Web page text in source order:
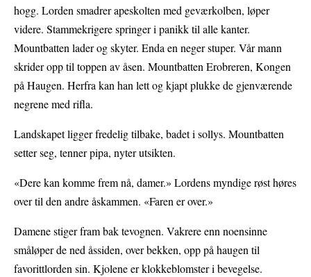
hogg. Lorden smadrer apeskolten med geværkolben, løper
videre. Stammekrigere springer i panikk til alle kanter.
Mountbatten lader og skyter. Enda en neger stuper. Vår mann
skrider opp til toppen av åsen. Mountbatten Erobreren, Kongen
på Haugen. Herfra kan han lett og kjapt plukke de gjenværende
negrene med rifla.
Landskapet ligger fredelig tilbake, badet i sollys. Mountbatten
setter seg, tenner pipa, nyter utsikten.
«Dere kan komme frem nå, damer.» Lordens myndige røst høres
over til den andre åskammen. «Faren er over.»
Damene stiger fram bak tevognen. Vakrere enn noensinne
småløper de ned åssiden, over bekken, opp på haugen til
favorittlorden sin. Kjolene er klokkeblomster i bevegelse.